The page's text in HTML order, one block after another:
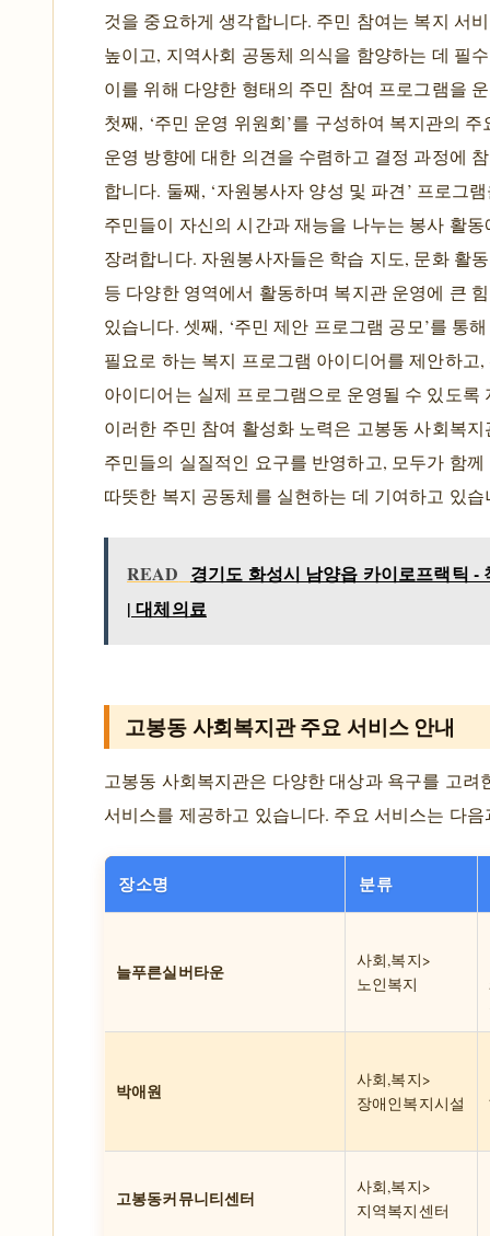
것을 중요하게 생각합니다. 주민 참여는 복지 서
높이고, 지역사회 공동체 의식을 함양하는 데 필
이를 위해 다양한 형태의 주민 참여 프로그램을
첫째, ‘주민 운영 위원회’를 구성하여 복지관의
운영 방향에 대한 의견을 수렴하고 결정 과정에
합니다. 둘째, ‘자원봉사자 양성 및 파견’ 프로그
주민들이 자신의 시간과 재능을 나누는 봉사 활
장려합니다. 자원봉사자들은 학습 지도, 문화 활
등 다양한 영역에서 활동하며 복지관 운영에 큰
있습니다. 셋째, ‘주민 제안 프로그램 공모’를 통
필요로 하는 복지 프로그램 아이디어를 제안하고,
아이디어는 실제 프로그램으로 운영될 수 있도록
이러한 주민 참여 활성화 노력은 고봉동 사회복
주민들의 실질적인 요구를 반영하고, 모두가 함
따뜻한 복지 공동체를 실현하는 데 기여하고 있습
READ 경기도 화성시 남양읍 카이로프랙틱 -
| 대체의료
고봉동 사회복지관 주요 서비스 안내
고봉동 사회복지관은 다양한 대상과 욕구를 고려
서비스를 제공하고 있습니다. 주요 서비스는 다
장소명 분류
늘푸른실버타운
사회,복지>
노인복지
박애원
사회,복지>
장애인복지시설
고봉동커뮤니티센터
사회,복지>
지역복지센터